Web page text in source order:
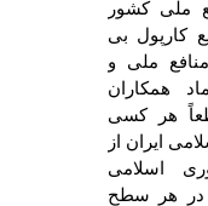
ملی کشور
کارپول بی
ملی و
همکاران
هر کسی
ایران از
اسلامی
در هر سطح